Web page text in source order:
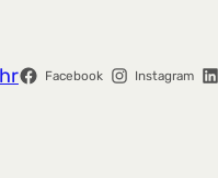
Facebook Instagram